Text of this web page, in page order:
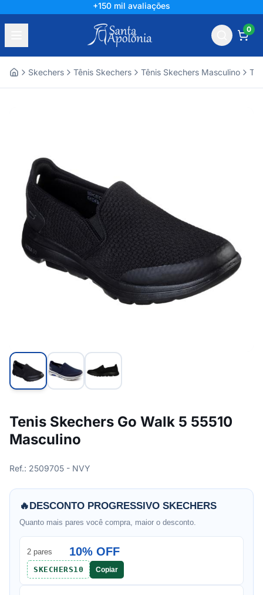
+150 mil avaliações
0
Skechers Tênis Skechers Tênis Skechers Masculino
Tenis Skechers Go Walk 5 55510
Masculino
Ref.: 2509705 - NVY
🔥DESCONTO PROGRESSIVO SKECHERS
Quanto mais pares você compra, maior o desconto.
2 pares 10% OFF
SKECHERS10 Copiar